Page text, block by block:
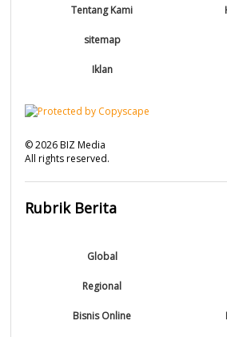
Tentang Kami
sitemap
Iklan
©2026BIZ Media
All rights reserved.
Rubrik Berita
Global
Regional
Bisnis Online